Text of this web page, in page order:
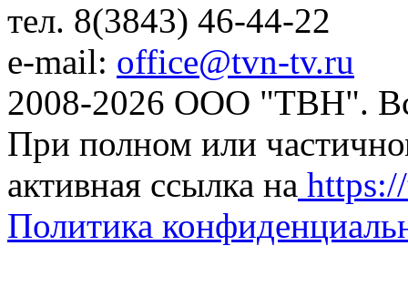
тел. 8(3843) 46-44-22
e-mail: office@tvn-tv.ru
2008-2026 ООО "ТВН".
При полном или
активная ссылка на
Политика